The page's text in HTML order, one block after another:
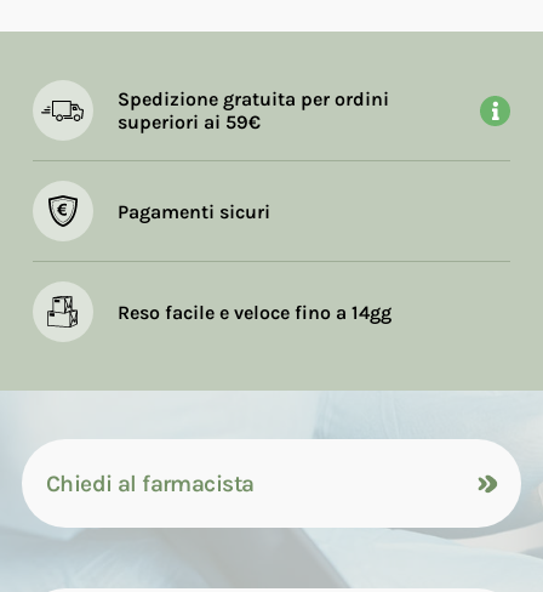
Spedizione gratuita per ordini
superiori ai 59€
Pagamenti sicuri
Reso facile e veloce fino a 14gg
Chiedi al farmacista